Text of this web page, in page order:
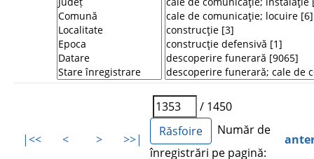
|<< < > >>|
/ 1450
Număr de
înregistrări pe pagină: